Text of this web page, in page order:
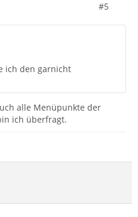
#5
ich den garnicht
alle Menüpunkte der
ich überfragt.